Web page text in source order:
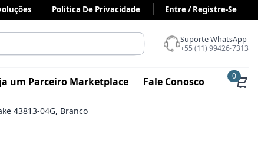
Politica De Privacidade Entre / Registre-Se
Suporte WhatsApp
+55 (11) 99426-7313
um Parceiro Marketplace Fale Conosco 0
43813-04G, Branco